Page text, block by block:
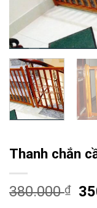
Thanh chắn
380.000₫